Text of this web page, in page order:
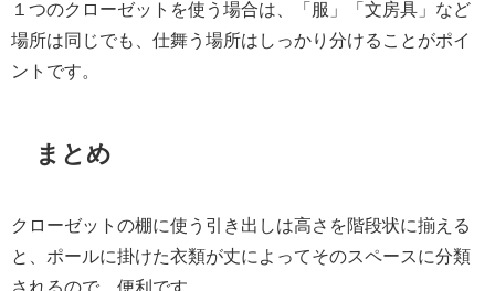
１つのクローゼットを使う場合は、「服」「文房具」など
場所は同じでも、仕舞う場所はしっかり分けることがポイ
ントです。
まとめ
クローゼットの棚に使う引き出しは高さを階段状に揃える
と、ポールに掛けた衣類が丈によってそのスペースに分類
されるので、便利です。